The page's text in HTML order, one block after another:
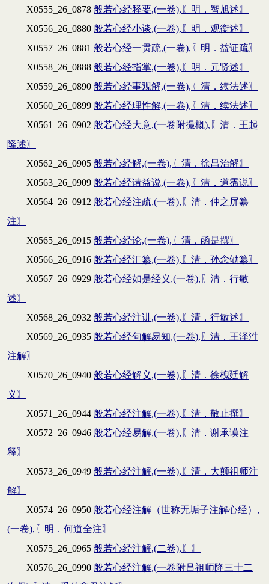
X0555_26_0878 般若心经释要,(一卷),〖明．智旭述〗
X0556_26_0880 般若心经小谈,(一卷),〖明．观衡述〗
X0557_26_0881 般若心经一贯疏,(一卷),〖明．益证疏〗
X0558_26_0888 般若心经指掌,(一卷),〖明．元贤述〗
X0559_26_0890 般若心经事观解,(一卷),〖清．续法述〗
X0560_26_0899 般若心经理性解,(一卷),〖清．续法述〗
X0561_26_0902 般若心经大意,(一卷附撮概),〖清．王起
隆述〗
X0562_26_0905 般若心经解,(一卷),〖清．徐昌治解〗
X0563_26_0909 般若心经请益说,(一卷),〖清．道霈说〗
X0564_26_0912 般若心经注疏,(一卷),〖清．仲之屏纂
注〗
X0565_26_0915 般若心经论,(一卷),〖清．函是撰〗
X0566_26_0916 般若心经汇纂,(一卷),〖清．孙念劬纂〗
X0567_26_0929 般若心经如是经义,(一卷),〖清．行敏
述〗
X0568_26_0932 般若心经注讲,(一卷),〖清．行敏述〗
X0569_26_0935 般若心经句解易知,(一卷),〖清．王泽泩
注解〗
X0570_26_0940 般若心经解义,(一卷),〖清．徐槐廷解
义〗
X0571_26_0944 般若心经注解,(一卷),〖清．敬止撰〗
X0572_26_0946 般若心经易解,(一卷),〖清．谢承谟注
释〗
X0573_26_0949 般若心经注解,(一卷),〖清．大颠祖师注
解〗
X0574_26_0950 般若心经注解（世称无垢子注解心经）,
(一卷),〖明．何道全注〗
X0575_26_0965 般若心经注解,(二卷),〖〗
X0576_26_0990 般若心经注解,(一卷附吕祖师降三十二